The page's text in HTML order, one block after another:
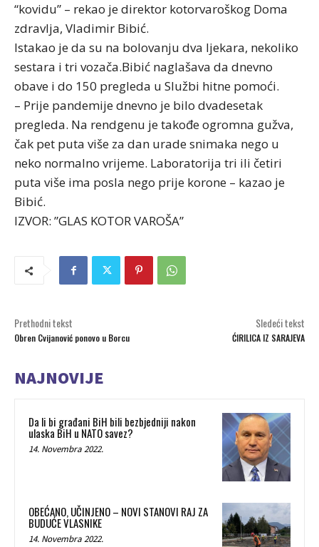
“kovidu” – rekao je direktor kotorvaroškog Doma
zdravlja, Vladimir Bibić.
Istakao je da su na bolovanju dva ljekara, nekoliko
sestara i tri vozača.Bibić naglašava da dnevno
obave i do 150 pregleda u Službi hitne pomoći.
– Prije pandemije dnevno je bilo dvadesetak
pregleda. Na rendgenu je takođe ogromna gužva,
čak pet puta više za dan urade snimaka nego u
neko normalno vrijeme. Laboratorija tri ili četiri
puta više ima posla nego prije korone – kazao je
Bibić.
IZVOR: ”GLAS KOTOR VAROŠA”
Prethodni tekst
Obren Cvijanović ponovo u Borcu
Sledeći tekst
ĆIRILICA IZ SARAJEVA
NAJNOVIJE
Da li bi građani BiH bili bezbjedniji nakon
ulaska BiH u NATO savez?
14. Novembra 2022.
OBEĆANO, UČINJENO – NOVI STANOVI RAJ ZA
BUDUĆE VLASNIKE
14. Novembra 2022.